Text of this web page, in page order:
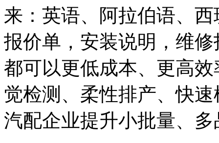
来：英语、阿拉伯语、
报价单，安装说明，维
都可以更低成本、更高
觉检测、柔性排产、快
汽配企业提升小批量、